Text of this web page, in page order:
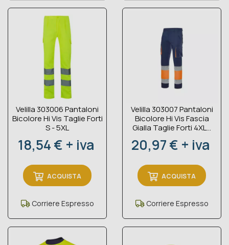
Velilla 303006 Pantaloni
Bicolore Hi Vis Taglie Forti
S - 5XL
Prezzo
18,54 € + iva
ACQUISTA
Corriere Espresso
Velilla 303007 Pantaloni
Bicolore Hi Vis Fascia
Gialla Taglie Forti 4XL...
Prezzo
20,97 € + iva
ACQUISTA
Corriere Espresso